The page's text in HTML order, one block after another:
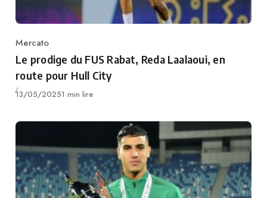
Category
Mercato
Le prodige du FUS Rabat, Reda Laalaoui, en
route pour Hull City
Publié
13/05/20251 min lire